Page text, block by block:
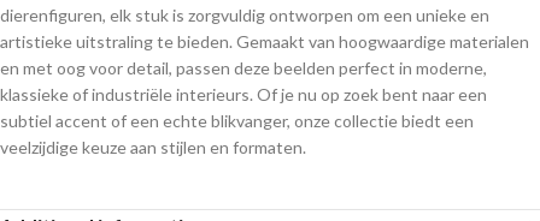
dierenfiguren, elk stuk is zorgvuldig ontworpen om een unieke en
artistieke uitstraling te bieden. Gemaakt van hoogwaardige materialen
en met oog voor detail, passen deze beelden perfect in moderne,
klassieke of industriële interieurs. Of je nu op zoek bent naar een
subtiel accent of een echte blikvanger, onze collectie biedt een
veelzijdige keuze aan stijlen en formaten.